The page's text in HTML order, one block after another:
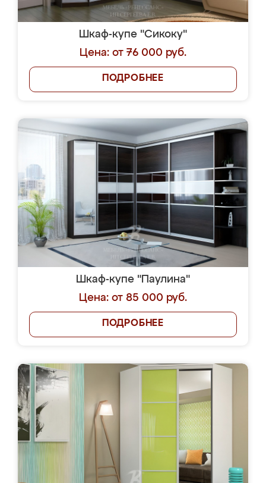
Шкаф-купе "Сикоку"
Цена: от 76 000 руб.
ПОДРОБНЕЕ
Шкаф-купе "Паулина"
Цена: от 85 000 руб.
ПОДРОБНЕЕ